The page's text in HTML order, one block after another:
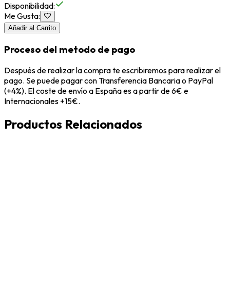
Disponibilidad:
Me Gusta:
Añadir al Carrito
Proceso del metodo de pago
Después de realizar la compra te escribiremos para realizar el
pago. Se puede pagar con Transferencia Bancaria o PayPal
(+4%). El coste de envío a España es a partir de 6€ e
Internacionales +15€.
Productos Relacionados